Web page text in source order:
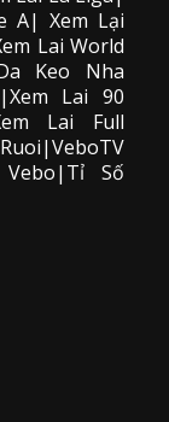
A| Xem Lại
Lai World
Keo Nha
Lai 90
Lai Full
Số